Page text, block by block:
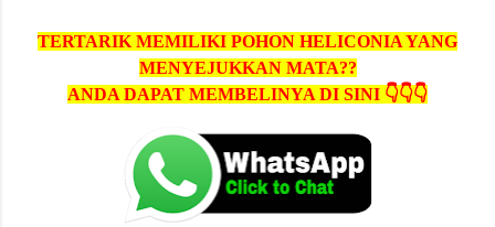
TERTARIK MEMILIKI POHON HELICONIA YANG
MENYEJUKKAN MATA??
ANDA DAPAT MEMBELINYA DI SINI 👇👇👇